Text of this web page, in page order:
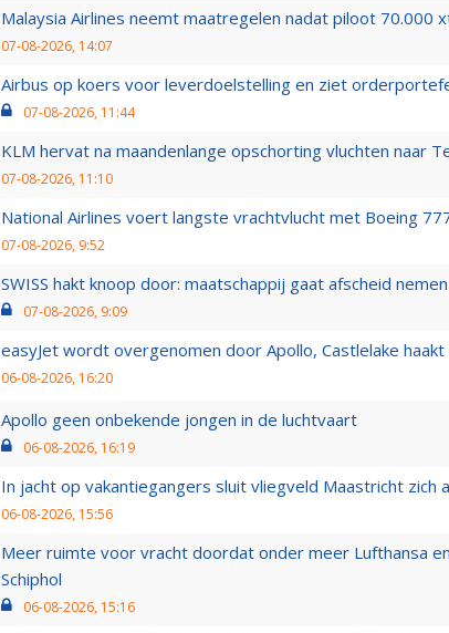
Malaysia Airlines neemt maatregelen nadat piloot 70.000
07-08-2026, 14:07
Airbus op koers voor leverdoelstelling en ziet
07-08-2026, 11:44
KLM hervat na maandenlange opschorting vluchten naar
07-08-2026, 11:10
National Airlines voert langste vrachtvlucht met Boeing
07-08-2026, 9:52
SWISS hakt knoop door: maatschappij gaat afscheid
07-08-2026, 9:09
easyJet wordt overgenomen door Apollo, Castlelake haakt
06-08-2026, 16:20
Apollo geen onbekende jongen in de luchtvaart
06-08-2026, 16:19
In jacht op vakantiegangers sluit vliegveld Maastricht zich
06-08-2026, 15:56
Meer ruimte voor vracht doordat onder meer Lufthansa
Schiphol
06-08-2026, 15:16